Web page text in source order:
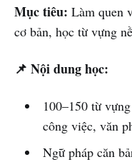
Mục tiêu: Làm quen
cơ bản, học từ vựng
📌 Nội dung học:
100–150 từ
công việc, văn
Ngữ pháp căn